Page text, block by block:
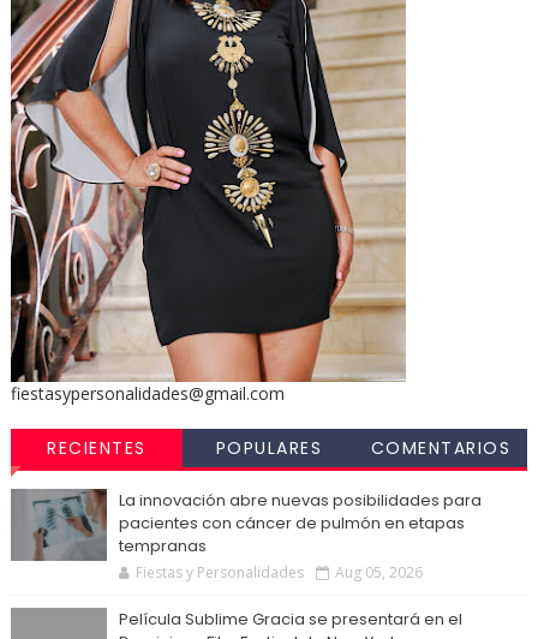
fiestasypersonalidades@gmail.com
RECIENTES POPULARES COMENTARIOS
La innovación abre nuevas posibilidades para
pacientes con cáncer de pulmón en etapas
tempranas
Fiestas y Personalidades Aug 05, 2026
Película Sublime Gracia se presentará en el